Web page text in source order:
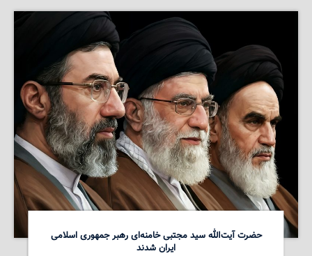
حضرت آیت‌الله سید مجتبی خامنه‌ای رهبر جمهوری اسلامی
ایران شدند